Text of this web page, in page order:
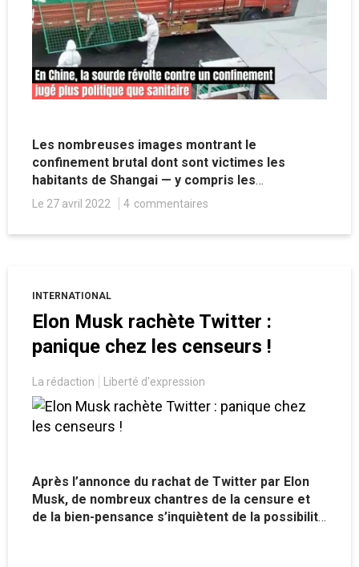
Les nombreuses images montrant le
confinement brutal dont sont victimes les
habitants de Shangai — y compris les
expatriés — entraînent de nombreuses
réactions d’indignation. Même sur place, où les
habitants se révoltent généralement assez peu,
d’ici quelques jours.
Le 27 avril 2022 4 commentaires
INTERNATIONAL
Elon Musk rachète Twitter :
panique chez les censeurs !
La rédaction Liberté d'expression
Après l’annonce du rachat de Twitter par Elon
Musk, de nombreux chantres de la censure et
de la bien-pensance s’inquiètent de la possibilité